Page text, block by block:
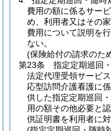
費用の額に係るサー
め、利用者又はその
費用について説明を
ない。
(保険給付の請求のた
第23条
指定定期巡回
法定代理受領サービ
応型訪問介護看護に
供した指定定期巡回
用の額その他必要と
供証明書を利用者に